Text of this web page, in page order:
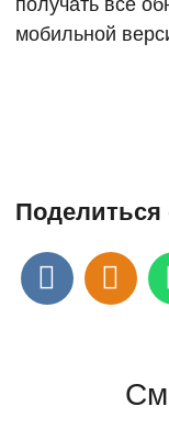
мобильной
Поделиться